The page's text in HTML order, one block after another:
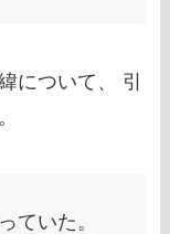
について、 引
ていた。